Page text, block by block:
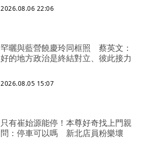
2026.08.06 22:06
罕曬與藍營饒慶玲同框照 蔡英文：
好的地方政治是終結對立、彼此接力
2026.08.05 15:07
只有崔始源能停！本尊好奇找上門親
問：停車可以嗎 新北店員粉樂壞